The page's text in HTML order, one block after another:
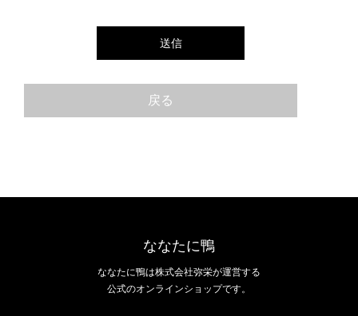
戻る
ななたに鴨
ななたに鴨は株式会社弥栄が運営する
公式のオンラインショップです。